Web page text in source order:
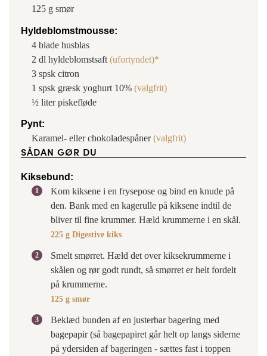
125 g smør
Hyldeblomstmousse:
4 blade husblas
2 dl hyldeblomstsaft (ufortyndet)*
3 spsk citron
1 spsk græsk yoghurt 10% (valgfrit)
½ liter piskefløde
Pynt:
Karamel- eller chokoladespåner (valgfrit)
SÅDAN GØR DU
Kiksebund:
Kom kiksene i en frysepose og bind en knude på
den. Bank med en kagerulle på kiksene indtil de
bliver til fine krummer. Hæld krummerne i en skål.
225 g Digestive kiks
Smelt smørret. Hæld det over kiksekrummerne i
skålen og rør godt rundt, så smørret er helt fordelt
på krummerne.
125 g smør
Beklæd bunden af en justerbar bagering med
bagepapir (så bagepapiret går helt op langs siderne
på ydersiden af bageringen - sættes fast i toppen